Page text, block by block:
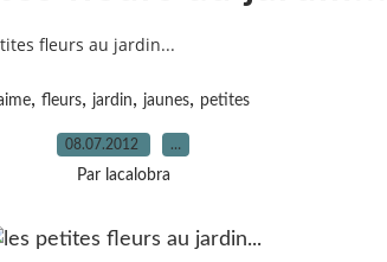
fleurs au jardin...
, fleurs, jardin, jaunes, petites
08.07.2012 …
Par lacalobra